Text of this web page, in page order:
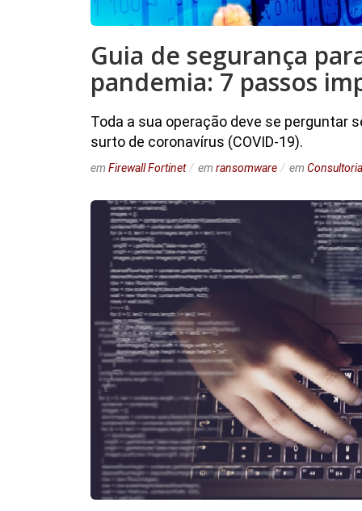
Guia de segurança
pandemia: 7 passos
Toda a sua operação deve se perguntar
surto de coronavírus (COVID-19).
em Firewall Fortinet em ransomware em